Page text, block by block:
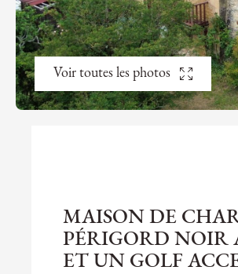
Voir toutes les photos
MAISON DE
PÉRIGORD NOIR
ET UN GOLF